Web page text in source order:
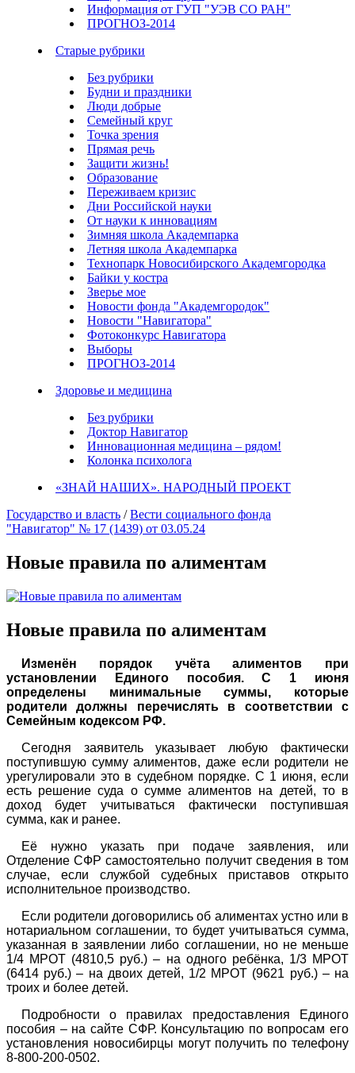
Информация от ГУП "УЭВ СО РАН"
ПРОГНОЗ-2014
Старые рубрики
Без рубрики
Будни и праздники
Люди добрые
Семейный круг
Точка зрения
Прямая речь
Защити жизнь!
Образование
Переживаем кризис
Дни Российской науки
От науки к инновациям
Зимняя школа Академпарка
Летняя школа Академпарка
Технопарк Новосибирского Академгородка
Байки у костра
Зверье мое
Новости фонда "Академгородок"
Новости "Навигатора"
Фотоконкурс Навигатора
Выборы
ПРОГНОЗ-2014
Здоровье и медицина
Без рубрики
Доктор Навигатор
Инновационная медицина – рядом!
Колонка психолога
«ЗНАЙ НАШИХ». НАРОДНЫЙ ПРОЕКТ
Государство и власть /Вести социального фонда
"Навигатор" № 17 (1439) от 03.05.24
Новые правила по алиментам
Новые правила по алиментам
Изменён порядок учёта алиментов при
установлении Единого пособия. С 1 июня
определены минимальные суммы, которые
родители должны перечислять в соответствии с
Семейным кодексом РФ.
Сегодня заявитель указывает любую фактически
поступившую сумму алиментов, даже если родители не
урегулировали это в судебном порядке. С 1 июня, если
есть решение суда о сумме алиментов на детей, то в
доход будет учитываться фактически поступившая
сумма, как и ранее.
Её нужно указать при подаче заявления, или
Отделение СФР самостоятельно получит сведения в том
случае, если службой судебных приставов открыто
исполнительное производство.
Если родители договорились об алиментах устно или в
нотариальном соглашении, то будет учитываться сумма,
указанная в заявлении либо соглашении, но не меньше
1/4 МРОТ (4810,5 руб.) – на одного ребёнка, 1/3 МРОТ
(6414 руб.) – на двоих детей, 1/2 МРОТ (9621 руб.) – на
троих и более детей.
Подробности о правилах предоставления Единого
пособия – на сайте СФР. Консультацию по вопросам его
установления новосибирцы могут получить по телефону
8-800-200-0502.